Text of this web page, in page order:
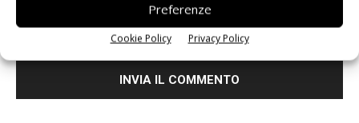
Preferenze
Cookie Policy Privacy Policy
Salva il mio nome, email e sito web in questo browser per i
prossimi commenti.